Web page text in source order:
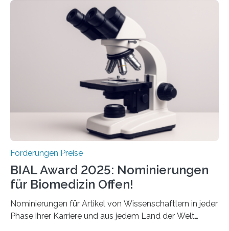
Schlaganfall“ mit Sitz in Würzburg fördert die
Schlaganfallforschung, um die Behandlung der
Betroffenen zu verbessern. Dazu schreibt sie auch in
diesem Jahr wieder deutschlandweit den Hentschel-
Preis aus. Er richtet sich gezielt an jüngere
Forscherinnen und Forscher unter 40 Jahren. Geehrt
werden soll eine herausragende Doktorarbeit oder eine
hochrangige wissenschaftliche Publikation zum Thema
Förderungen Preise
BIAL Award 2025: Nominierungen
für Biomedizin Offen!
Nominierungen für Artikel von Wissenschaftlern in jeder
Phase ihrer Karriere und aus jedem Land der Welt